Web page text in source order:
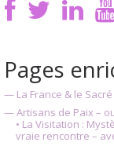
Pages
— La France & le
— Artisans de Paix –
• La Visitation :
vraie rencontre –